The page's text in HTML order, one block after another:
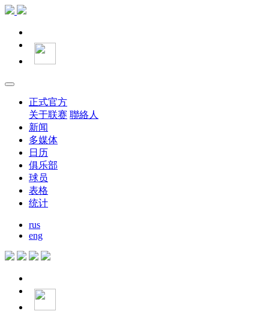
正式官方
关于联赛 聯絡人
新闻
多媒体
日历
俱乐部
球员
表格
统计
rus
eng